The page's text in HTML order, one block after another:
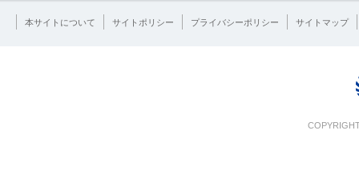
本サイトについて サイトポリシー プライバシーポリシー サイトマップ